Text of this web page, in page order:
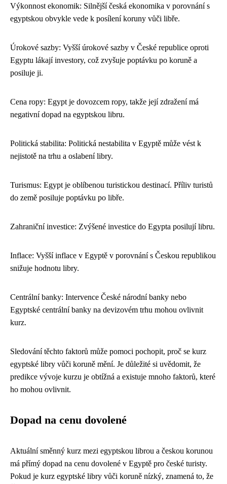
Výkonnost ekonomik: Silnější česká ekonomika v porovnání s
egyptskou obvykle vede k posílení koruny vůči libře.
Úrokové sazby: Vyšší úrokové sazby v České republice oproti
Egyptu lákají investory, což zvyšuje poptávku po koruně a
posiluje ji.
Cena ropy: Egypt je dovozcem ropy, takže její zdražení má
negativní dopad na egyptskou libru.
Politická stabilita: Politická nestabilita v Egyptě může vést k
nejistotě na trhu a oslabení libry.
Turismus: Egypt je oblíbenou turistickou destinací. Příliv turistů
do země posiluje poptávku po libře.
Zahraniční investice: Zvýšené investice do Egypta posilují libru.
Inflace: Vyšší inflace v Egyptě v porovnání s Českou republikou
snižuje hodnotu libry.
Centrální banky: Intervence České národní banky nebo
Egyptské centrální banky na devizovém trhu mohou ovlivnit
kurz.
Sledování těchto faktorů může pomoci pochopit, proč se kurz
egyptské libry vůči koruně mění. Je důležité si uvědomit, že
predikce vývoje kurzu je obtížná a existuje mnoho faktorů, které
ho mohou ovlivnit.
Dopad na cenu dovolené
Aktuální směnný kurz mezi egyptskou librou a českou korunou
má přímý dopad na cenu dovolené v Egyptě pro české turisty.
Pokud je kurz egyptské libry vůči koruně nízký, znamená to, že